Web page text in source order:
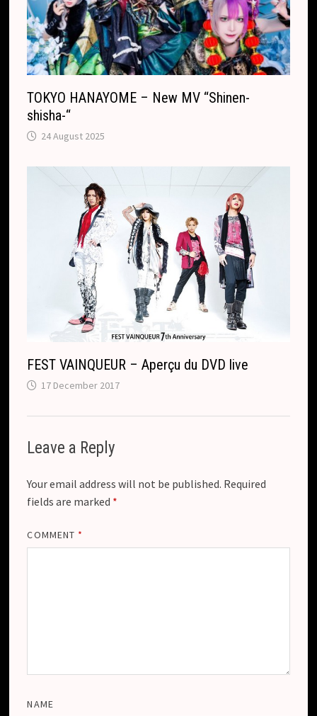
TOKYO HANAYOME – New MV “Shinen-
shisha-“
24 August 2025
FEST VAINQUEUR – Aperçu du DVD live
17 December 2017
Leave a Reply
Your email address will not be published. Required
fields are marked *
COMMENT *
NAME